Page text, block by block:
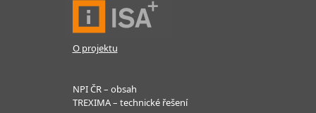
O projektu
NPI ČR – obsah
TREXIMA – technické řešení